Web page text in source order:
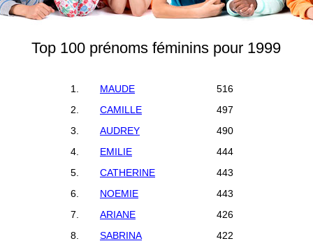
Top 100 prénoms féminins pour 1999
1. MAUDE
516
2.
CAMILLE
497
3.
AUDREY
490
4.
EMILIE
444
5.
CATHERINE
443
6.
NOEMIE
443
7.
ARIANE
426
8.
SABRINA
422